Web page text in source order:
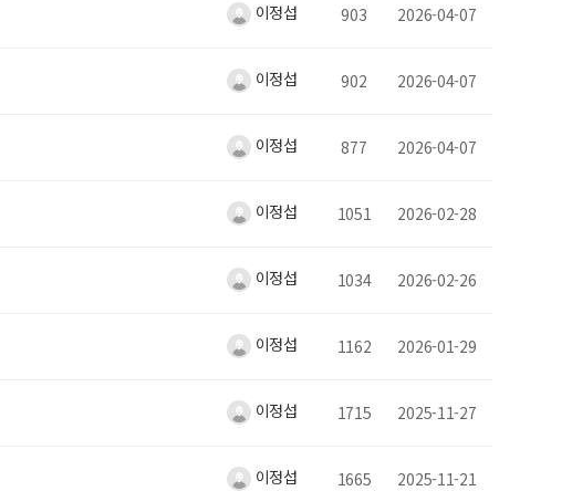
이정섭 903 2026-04-07
이정섭 902 2026-04-07
이정섭 877 2026-04-07
이정섭 1051 2026-02-28
이정섭 1034 2026-02-26
이정섭 1162 2026-01-29
이정섭 1715 2025-11-27
이정섭 1665 2025-11-21